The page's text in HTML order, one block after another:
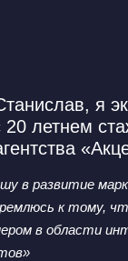
я
20 летнем
в развитие
к тому,
в области